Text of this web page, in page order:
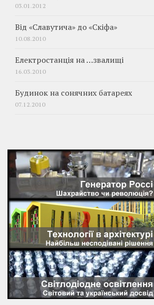
03.01.2012
Від «Славутича» до «Скіфа»
10.08.2010
Електростанція на …звалищі
16.03.2010
Будинок на сонячних батареях
07.12.2010